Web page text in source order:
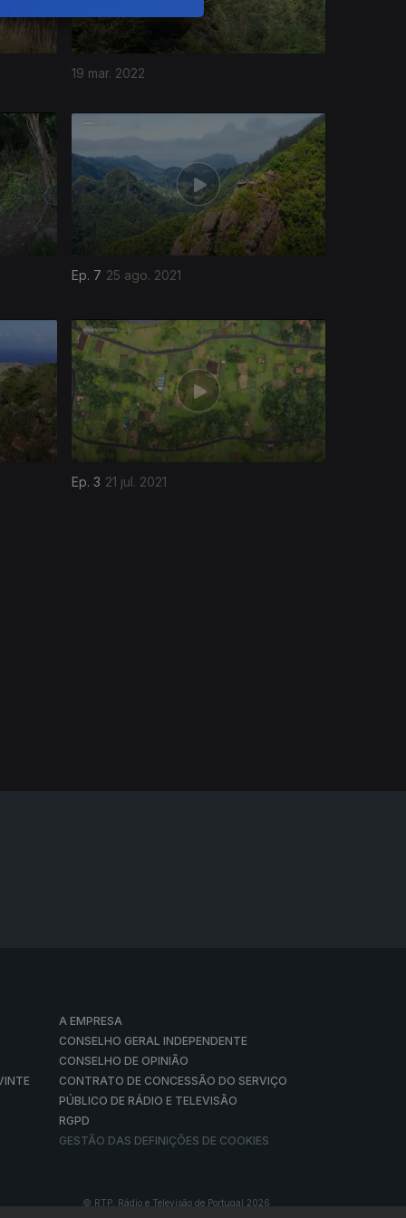
19 mar. 2022
Ep. 7 25 ago. 2021
Ep. 3 21 jul. 2021
A EMPRESA
CONSELHO GERAL INDEPENDENTE
CONSELHO DE OPINIÃO
CONTRATO DE CONCESSÃO DO SERVIÇO
PÚBLICO DE RÁDIO E TELEVISÃO
RGPD
GESTÃO DAS DEFINIÇÕES DE COOKIES
© RTP, Rádio e Televisão de Portugal 2026